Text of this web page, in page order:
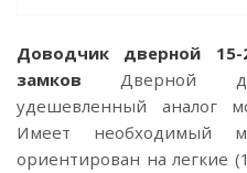
Доводчик дверной
замков Дверной
удешевленный аналог
Имеет необходимый
ориентирован на легкие